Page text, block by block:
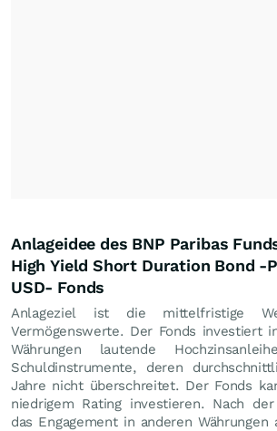
Anlageidee des BNP Paribas
High Yield Short Duration Bond -
USD- Fonds
Anlageziel ist die mittelfristige
Vermögenswerte. Der Fonds investiert
Währungen lautende
Schuldinstrumente, deren
Jahre nicht überschreitet. Der Fonds
niedrigem Rating investieren. Nach
das Engagement in anderen